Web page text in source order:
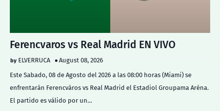
Ferencvaros vs Real Madrid EN VIVO
ELVERRUCA
August 08, 2026
Este Sabado, 08 de Agosto del 2026 a las 08:00 horas (Miami) se
enfrentarán Ferencváros vs Real Madrid el Estadiol Groupama Aréna.
El partido es válido por un…